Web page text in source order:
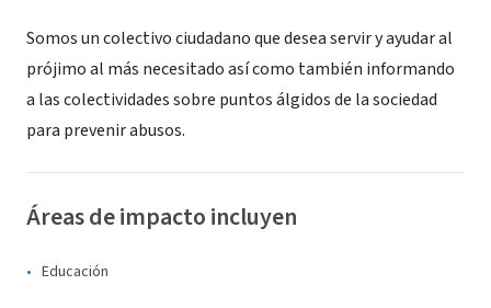
Somos un colectivo ciudadano que desea servir y ayudar al
prójimo al más necesitado así como también informando
a las colectividades sobre puntos álgidos de la sociedad
para prevenir abusos.
Áreas de impacto incluyen
Educación